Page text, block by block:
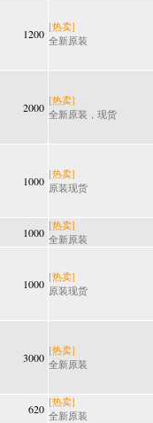
1200
[热卖]
全新原装
2000
[热卖]
全新原装，现货
1000
[热卖]
原装现货
1000
[热卖]
全新原装
1000
[热卖]
原装现货
3000
[热卖]
全新原装
620
[热卖]
全新原装